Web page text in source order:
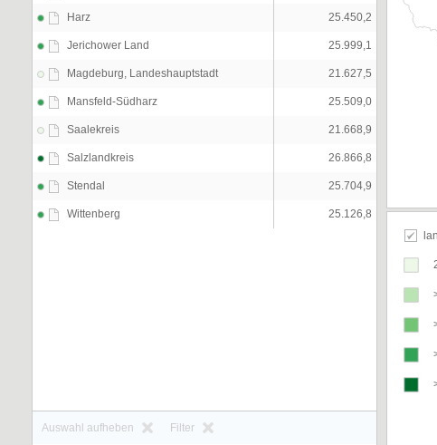
Harz 25.450,2
Jerichower Land 25.999,1
Magdeburg, Landeshauptstadt 21.627,5
Mansfeld-Südharz 25.509,0
Saalekreis 21.668,9
Salzlandkreis 26.866,8
Stendal 25.704,9
Wittenberg 25.126,8
Auswahl aufheben Filter